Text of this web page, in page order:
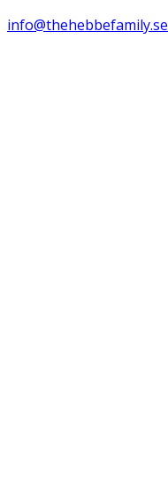
info@thehebbefamily.se